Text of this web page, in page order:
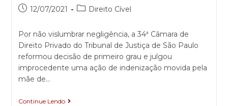
12/07/2021 Direito Cível
Por não vislumbrar negligência, a 34ª Câmara de
Direito Privado do Tribunal de Justiça de São Paulo
reformou decisão de primeiro grau e julgou
improcedente uma ação de indenização movida pela
mãe de…
Continue Lendo